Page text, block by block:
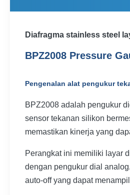
Diafragma stainless steel
BPZ2008 Pressure
Pengenalan alat pengukur
BPZ2008 adalah pengukur
sensor tekanan silikon
memastikan kinerja yang
Perangkat ini memiliki layar
dengan pengukur dial
auto-off yang dapat